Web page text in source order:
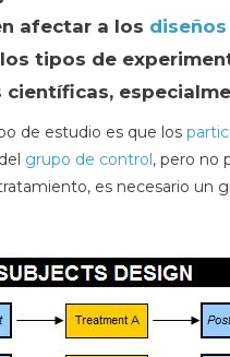
afectar a los
tipos de
científicas,
de estudio es que los
grupo de control, pero no
es necesario un